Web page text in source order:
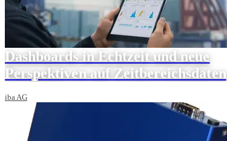
Dashboards in Echtzeit und neue
Perspektiven auf Zeitbereichsdaten
iba AG